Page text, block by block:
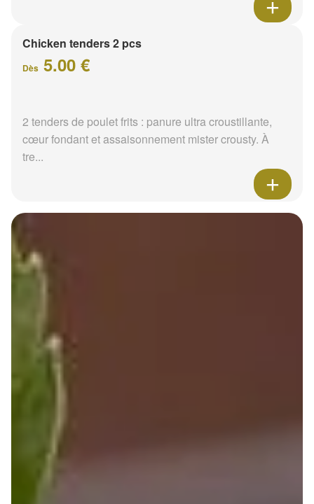
Chicken tenders 2 pcs
Dès 5.00 €
2 tenders de poulet frits : panure ultra croustillante,
cœur fondant et assaisonnement mister crousty. À
tre...